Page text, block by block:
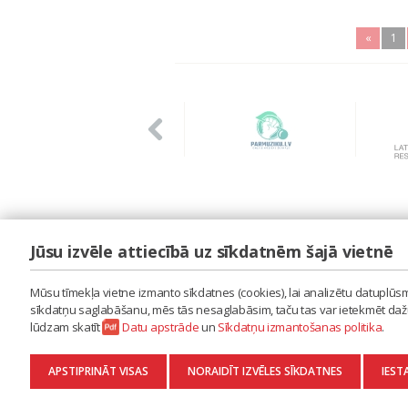
« 1
LAIPA
ES RADU MŪZIKU
AKTUALITĀTES
KONTAKTI
SĪKDATŅU IZMANTOŠANAS POLITIKA
DATU APSTRĀDE
Jūsu izvēle attiecībā uz sīkdatnēm šajā vietnē
Mūsu tīmekļa vietne izmanto sīkdatnes (cookies), lai analizētu
sīkdatņu saglabāšanu, mēs tās nesaglabāsim, taču tas var ietekmēt
lūdzam skatīt
Datu apstrādeun Sīkdatņu izmantošanas politika.
APSTIPRINĀT VISAS NORAIDĪT IZVĒLES SĪKDATNES